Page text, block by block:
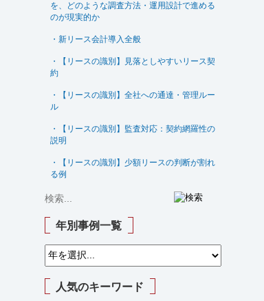
を、どのような調査方法・運用設計で進める
のが現実的か
・新リース会計導入全般
・【リースの識別】見落としやすいリース契
約
・【リースの識別】全社への通達・管理ルー
ル
・【リースの識別】監査対応：契約網羅性の
説明
・【リースの識別】少額リースの判断が割れ
る例
年別事例一覧
人気のキーワード